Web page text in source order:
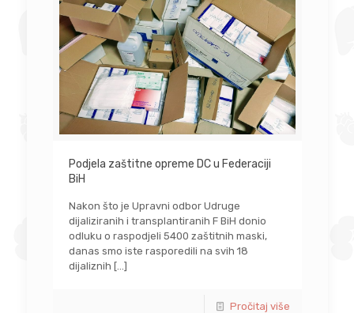
Podjela zaštitne opreme DC u Federaciji
BiH
Nakon što je Upravni odbor Udruge
dijaliziranih i transplantiranih F BiH donio
odluku o raspodjeli 5400 zaštitnih maski,
danas smo iste rasporedili na svih 18
dijaliznih […]
Pročitaj više